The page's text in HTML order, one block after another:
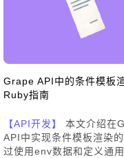
Grape API中的条件模板
Ruby指南
【API开发】
本文介绍在
API中实现条件模板渲染
过使用env数据和定义通